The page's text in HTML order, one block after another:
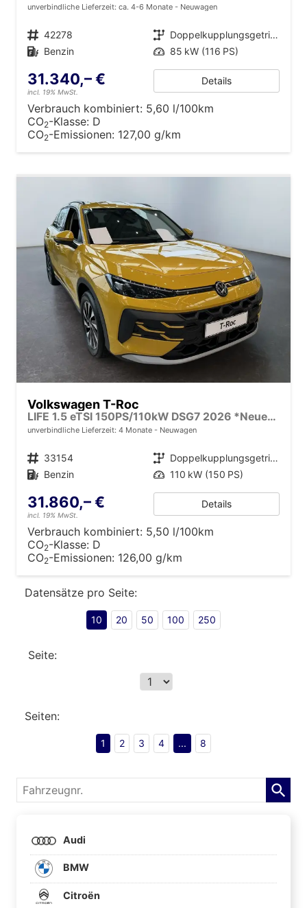
unverbindliche Lieferzeit: ca. 4-6 Monate Neuwagen
Fahrzeugnr. 42278 Getriebe
Doppelkupplungsgetriebe (DSG)
Kraftstoff Benzin Leistung 85 kW (116 PS)
31.340,– €
incl. 19% MwSt.
Details
Verbrauch kombiniert: 5,60 l/100km
CO2-Klasse: D
CO2-Emissionen: 127,00 g/km
Volkswagen T-Roc
LIFE 1.5 eTSI 150PS/110kW DSG7 2026 *Neues Modell*
unverbindliche Lieferzeit: 4 Monate Neuwagen
Fahrzeugnr. 33154 Getriebe
Doppelkupplungsgetriebe (DSG)
Kraftstoff Benzin Leistung 110 kW (150 PS)
31.860,– €
incl. 19% MwSt.
Details
Verbrauch kombiniert: 5,50 l/100km
CO2-Klasse: D
CO2-Emissionen: 126,00 g/km
Datensätze pro Seite:
10 20 50 100 250
Seite:
Seiten:
1 2 3 4 ... 8
Fahrzeugnr.
Audi
BMW
Citroën